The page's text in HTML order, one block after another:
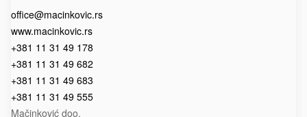
office@macinkovic.rs
www.macinkovic.rs
+381 11 31 49 178
+381 11 31 49 682
+381 11 31 49 683
+381 11 31 49 555
Mačinković doo.